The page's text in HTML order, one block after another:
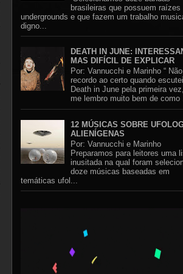
brasileiras que possuem raízes
undergrounds e que fazem um trabalho
digno...
DEATH IN JUNE:
MAS DIFÍCIL DE EXPLICAR
Por: Vannucchi e Marinho “
recordo ao certo quando
Death in June pela primeira
me lembro muito bem de como
12 MÚSICAS SOBRE
ALIENÍGENAS
Por: Vannucchi e Marinho
Preparamos para leitores uma
inusitada na qual foram
doze músicas baseadas em
temáticas ufol...